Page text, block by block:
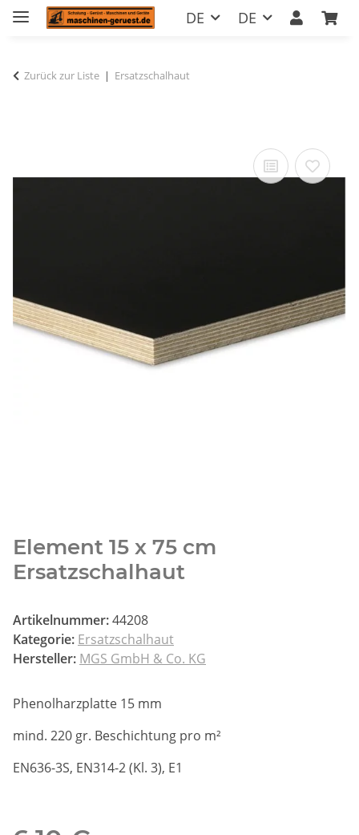
DE DE
Zurück zur Liste Ersatzschalhaut
Element 15 x 75 cm
Ersatzschalhaut
Artikelnummer:44208
Kategorie: Ersatzschalhaut
Hersteller: MGS GmbH & Co. KG
Phenolharzplatte 15 mm
mind. 220 gr. Beschichtung pro m²
EN636-3S, EN314-2 (Kl. 3), E1